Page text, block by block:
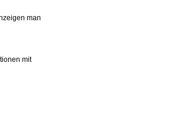
man
mit